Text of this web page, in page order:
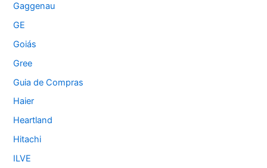
Gaggenau
GE
Goiás
Gree
Guia de Compras
Haier
Heartland
Hitachi
ILVE